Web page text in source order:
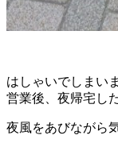
はしゃいでしまい
営業後、夜帰宅し
夜風をあびながら